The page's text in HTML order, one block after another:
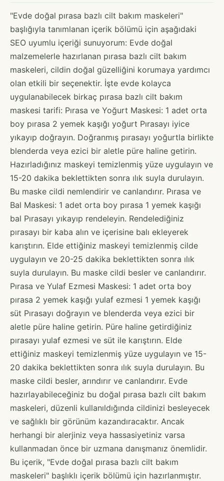
"Evde doğal pırasa bazlı cilt bakım maskeleri"
başlığıyla tanımlanan içerik bölümü için aşağıdaki
SEO uyumlu içeriği sunuyorum: Evde doğal
malzemelerle hazırlanan pırasa bazlı cilt bakım
maskeleri, cildin doğal güzelliğini korumaya yardımcı
olan etkili bir seçenektir. İşte evde kolayca
uygulanabilecek birkaç pırasa bazlı cilt bakım
maskesi tarifi: Pırasa ve Yoğurt Maskesi: 1 adet orta
boy pırasa 2 yemek kaşığı yoğurt Pırasayı iyice
yıkayıp doğrayın. Doğranmış pırasayı yoğurtla birlikte
blenderda veya ezici bir aletle püre haline getirin.
Hazırladığınız maskeyi temizlenmiş yüze uygulayın ve
15-20 dakika beklettikten sonra ılık suyla durulayın.
Bu maske cildi nemlendirir ve canlandırır. Pırasa ve
Bal Maskesi: 1 adet orta boy pırasa 1 yemek kaşığı
bal Pırasayı yıkayıp rendeleyin. Rendelediğiniz
pırasayı bir kaba alın ve içerisine balı ekleyerek
karıştırın. Elde ettiğiniz maskeyi temizlenmiş cilde
uygulayın ve 20-25 dakika beklettikten sonra ılık
suyla durulayın. Bu maske cildi besler ve canlandırır.
Pırasa ve Yulaf Ezmesi Maskesi: 1 adet orta boy
pırasa 2 yemek kaşığı yulaf ezmesi 1 yemek kaşığı
süt Pırasayı doğrayın ve blenderda veya ezici bir
aletle püre haline getirin. Püre haline getirdiğiniz
pırasayı yulaf ezmesi ve süt ile karıştırın. Elde
ettiğiniz maskeyi temizlenmiş yüze uygulayın ve 15-
20 dakika beklettikten sonra ılık suyla durulayın. Bu
maske cildi besler, arındırır ve canlandırır. Evde
hazırlayabileceğiniz bu doğal pırasa bazlı cilt bakım
maskeleri, düzenli kullanıldığında cildinizi besleyecek
ve sağlıklı bir görünüm kazandıracaktır. Ancak
herhangi bir alerjiniz veya hassasiyetiniz varsa
kullanmadan önce bir uzmana danışmanız önemlidir.
Bu içerik, "Evde doğal pırasa bazlı cilt bakım
maskeleri" başlıklı içerik bölümü için hazırlanmıştır.